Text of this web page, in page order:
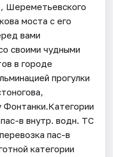
Шереметьевского
моста с его
вами
своими чудными
в городе
прогулки
в внутр. водн. ТС
пас-в
категории